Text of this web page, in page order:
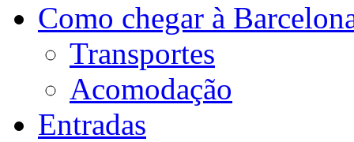
Como chegar à
Transportes
Acomodação
Entradas